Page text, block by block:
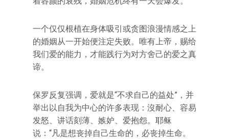
一个仅仅根植在身体吸引或贪图浪漫情感之上
的婚姻从一开始便注定失败。唯有上帝，赐给
我们爱的能力，才能践行为对方舍己的爱之真
谛。
保罗反复强调，爱就是“不求自己的益处”，并
举出以自我为中心的许多表现：沒耐心、容易
发怒、讲话刻薄、嫉妒、爱抱怨。耶稣
说：“凡是想丧掉自己生命的，必丧掉生命。